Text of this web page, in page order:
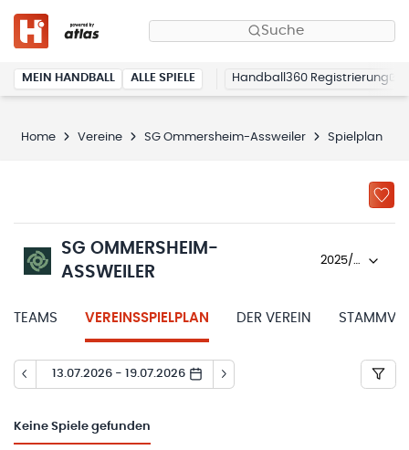
Suche
MEIN HANDBALL ALLE SPIELE Handball360 Registrierung
Home Vereine SG Ommersheim-Assweiler Spielplan
SG OMMERSHEIM-
ASSWEILER
TEAMS VEREINSSPIELPLAN DER VEREIN
13.07.2026 - 19.07.2026
Keine Spiele gefunden